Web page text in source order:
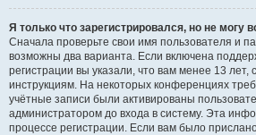
Я только что зарегистрировался, но не могу
Сначала проверьте свои имя пользователя и
возможны два варианта. Если включена
регистрации вы указали, что вам менее 13 лет,
инструкциям. На некоторых конференциях
учётные записи были активированы
администратором до входа в систему. Эта
процессе регистрации. Если вам было